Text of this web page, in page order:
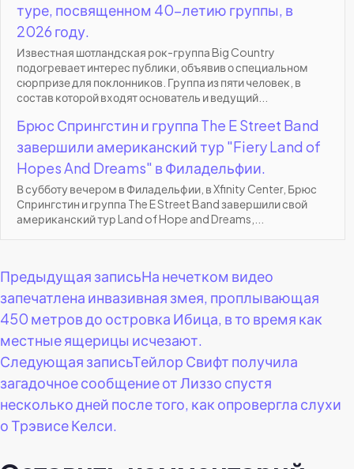
туре, посвященном 40-летию группы, в
2026 году.
Известная шотландская рок-группа Big Country
подогревает интерес публики, объявив о специальном
сюрпризе для поклонников. Группа из пяти человек, в
состав которой входят основатель и ведущий...
Брюс Спрингстин и группа The E Street Band
завершили американский тур "Fiery Land of
Hopes And Dreams" в Филадельфии.
В субботу вечером в Филадельфии, в Xfinity Center, Брюс
Спрингстин и группа The E Street Band завершили свой
американский тур Land of Hope and Dreams,...
Навигация
по
записям
Предыдущая записьНа нечетком видео
запечатлена инвазивная змея, проплывающая
450 метров до островка Ибица, в то время как
местные ящерицы исчезают.
Следующая записьТейлор Свифт получила
загадочное сообщение от Лиззо спустя
несколько дней после того, как опровергла слухи
о Трэвисе Келси.